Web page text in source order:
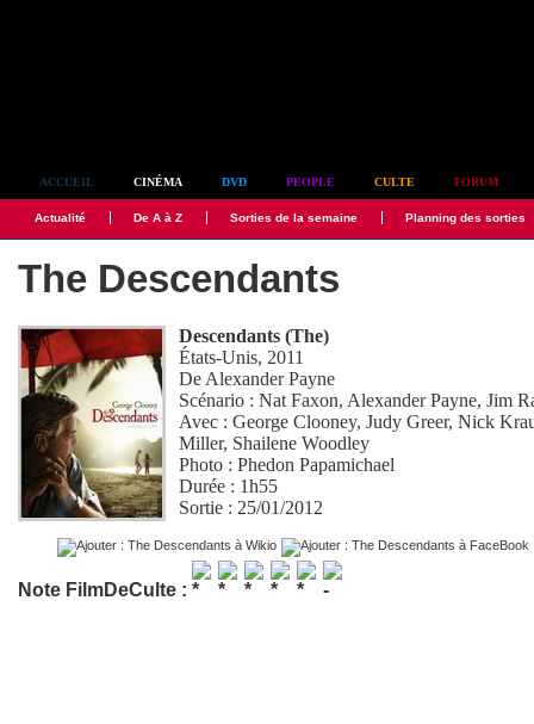
ACCUEIL CINÉMA DVD PEOPLE CULTE FORUM
Actualité De A à Z Sorties de la semaine Planning des sorties
The Descendants
Descendants (The)
États-Unis, 2011
De Alexander Payne
Scénario :Nat Faxon, Alexander Payne,Jim
Avec :George Clooney,Judy Greer,Nick
Miller, Shailene Woodley
Photo :Phedon Papamichael
Durée : 1h55
Sortie : 25/01/2012
Note FilmDeCulte :